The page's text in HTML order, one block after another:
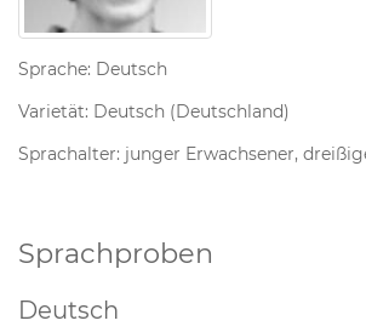
Sprache: Deutsch
Varietät: Deutsch (Deutschland)
Sprachalter: junger Erwachsener,
Sprachproben
Deutsch